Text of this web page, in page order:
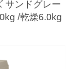
サンドグレー
/乾燥6.0kg